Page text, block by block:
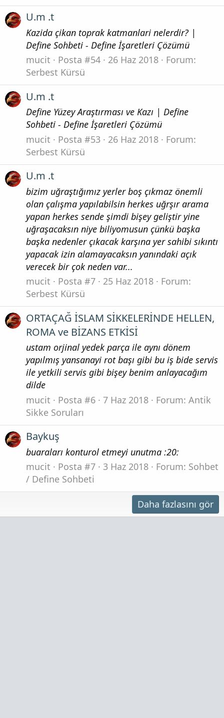
U.m .t
Kazida çikan toprak katmanlari nelerdir? |
Define Sohbeti - Define İşaretleri Çözümü
mucit
Posta #54 26 Haz 2018
Forum:
Serbest Kürsü
U.m .t
Define Yüzey Araştırması ve Kazı | Define
Sohbeti - Define İşaretleri Çözümü
mucit
Posta #53 26 Haz 2018
Forum:
Serbest Kürsü
U.m .t
bizim uğraştığımız yerler boş çıkmaz önemli
olan çalışma yapılabilsin herkes uğrşır arama
yapan herkes sende şimdi bişey geliştir yine
uğraşacaksın niye biliyomusun çünkü başka
başka nedenler çıkacak karşına yer sahibi sıkıntı
yapacak izin alamayacaksın yanındaki açık
verecek bir çok neden var...
mucit
Posta #7 25 Haz 2018
Forum:
Serbest Kürsü
ORTAÇAĞ İSLAM SİKKELERİNDE HELLEN,
ROMA ve BİZANS ETKİSİ
ustam orjinal yedek parça ile aynı dönem
yapılmış yansanayi rot başı gibi bu iş bide servis
ile yetkili servis gibi bişey benim anlayacağım
dilde
mucit
Posta #6 7 Haz 2018 Forum: Antik
Sikke Soruları
Baykuş
buaraları konturol etmeyi unutma :20:
mucit
Posta #7 3 Haz 2018 Forum: Sohbet
/ Define Sohbeti
Daha fazlasını gör